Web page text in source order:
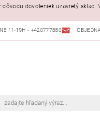
dovoleniek uzavretý
11-19H - +420777880397